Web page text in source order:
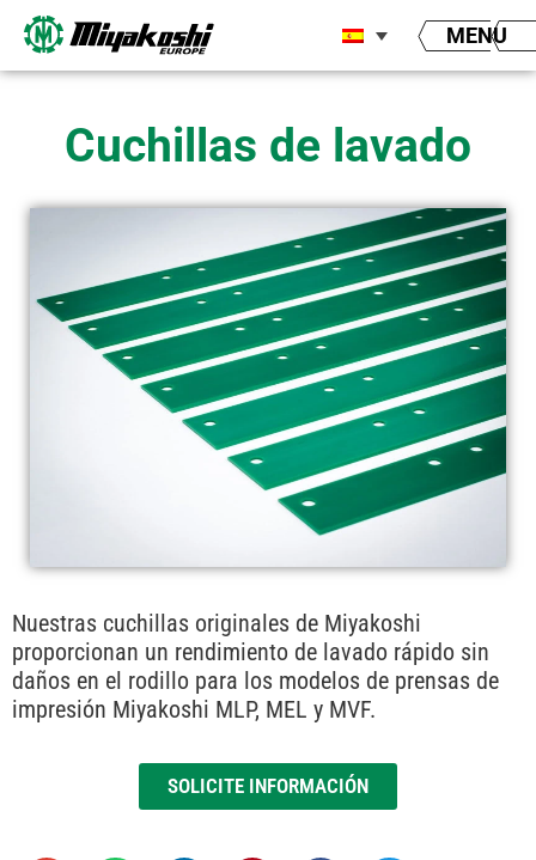
contenido
MENU
Cuchillas de lavado
Nuestras cuchillas originales de Miyakoshi
proporcionan un rendimiento de lavado rápido sin
daños en el rodillo para los modelos de prensas de
impresión Miyakoshi MLP, MEL y MVF.
SOLICITE INFORMACIÓN